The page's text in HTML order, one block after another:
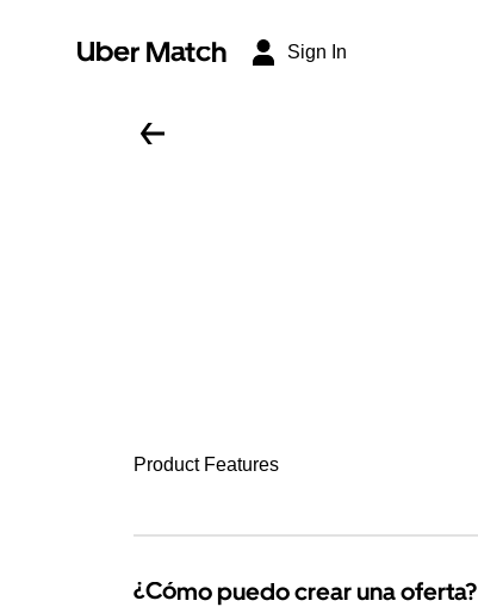
Uber Match Sign In
Product Features
¿Cómo puedo crear una oferta?